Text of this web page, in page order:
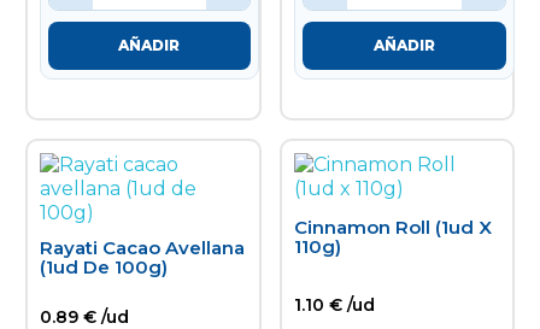
AÑADIR AÑADIR
Rayati Cacao Avellana
(1ud De 100g)
0.89 € /ud
Cinnamon Roll (1ud X
110g)
1.10 € /ud